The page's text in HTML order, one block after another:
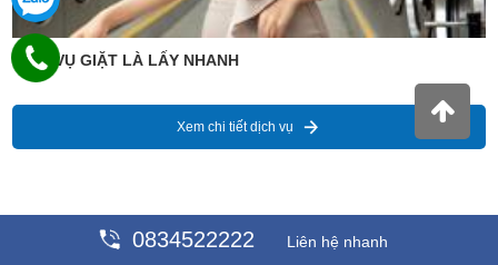
DỊCH VỤ GIẶT LÀ LẤY NHANH
Xem chi tiết dịch vụ
0834522222 Liên hệ nhanh